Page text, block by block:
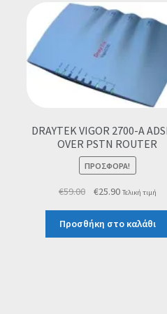
DRAYTEK VIGOR 2700-A
OVER PSTN ROUTER
ΠΡΟΣΦΟΡΆ!
€59.00
Original
was:
€59.00.
€25.90Η
τιμή
είναι:
Τελική τιμή
Προσθήκη στο καλάθι